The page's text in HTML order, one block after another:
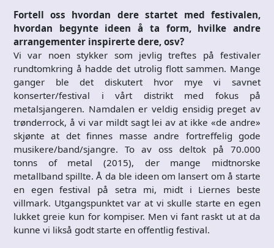
Fortell oss hvordan dere startet med festivalen,
hvordan begynte ideen å ta form, hvilke andre
arrangementer inspirerte dere, osv?
Vi var noen stykker som jevlig treftes på festivaler
rundtomkring å hadde det utrolig flott sammen. Mange
ganger ble det diskutert hvor mye vi savnet
konserter/festival i vårt distrikt med fokus på
metalsjangeren. Namdalen er veldig ensidig preget av
trønderrock, å vi var mildt sagt lei av at ikke «de andre»
skjønte at det finnes masse andre fortreffelig gode
musikere/band/sjangre. To av oss deltok på 70.000
tonns of metal (2015), der mange midtnorske
metallband spillte. Å da ble ideen om lansert om å starte
en egen festival på setra mi, midt i Liernes beste
villmark. Utgangspunktet var at vi skulle starte en egen
lukket greie kun for kompiser. Men vi fant raskt ut at da
kunne vi likså godt starte en offentlig festival.